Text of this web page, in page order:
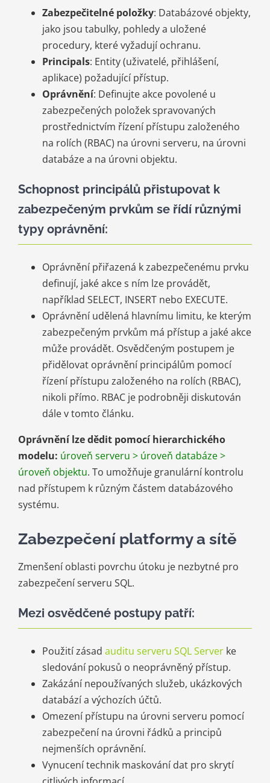
Zabezpečitelné položky: Databázové objekty,
jako jsou tabulky, pohledy a uložené
procedury, které vyžadují ochranu.
Principals: Entity (uživatelé, přihlášení,
aplikace) požadující přístup.
Oprávnění: Definujte akce povolené u
zabezpečených položek spravovaných
prostřednictvím řízení přístupu založeného
na rolích (RBAC) na úrovni serveru, na úrovni
databáze a na úrovni objektu.
Schopnost principálů přistupovat k
zabezpečeným prvkům se řídí různými
typy oprávnění:
Oprávnění přiřazená k zabezpečenému prvku
definují, jaké akce s ním lze provádět,
například SELECT, INSERT nebo EXECUTE.
Oprávnění udělená hlavnímu limitu, ke kterým
zabezpečeným prvkům má přístup a jaké akce
může provádět. Osvědčeným postupem je
přidělovat oprávnění principálům pomocí
řízení přístupu založeného na rolích (RBAC),
nikoli přímo. RBAC je podrobněji diskutován
dále v tomto článku.
Oprávnění lze dědit pomocí hierarchického
modelu: úroveň serveru > úroveň databáze >
úroveň objektu. To umožňuje granulární kontrolu
nad přístupem k různým částem databázového
systému.
Zabezpečení platformy a sítě
Zmenšení oblasti povrchu útoku je nezbytné pro
zabezpečení serveru SQL.
Mezi osvědčené postupy patří:
Použití zásad auditu serveru SQL Serverke
sledování pokusů o neoprávněný přístup.
Zakázání nepoužívaných služeb, ukázkových
databází a výchozích účtů.
Omezení přístupu na úrovni serveru pomocí
zabezpečení na úrovni řádků a principů
nejmenších oprávnění.
Vynucení technik maskování dat pro skrytí